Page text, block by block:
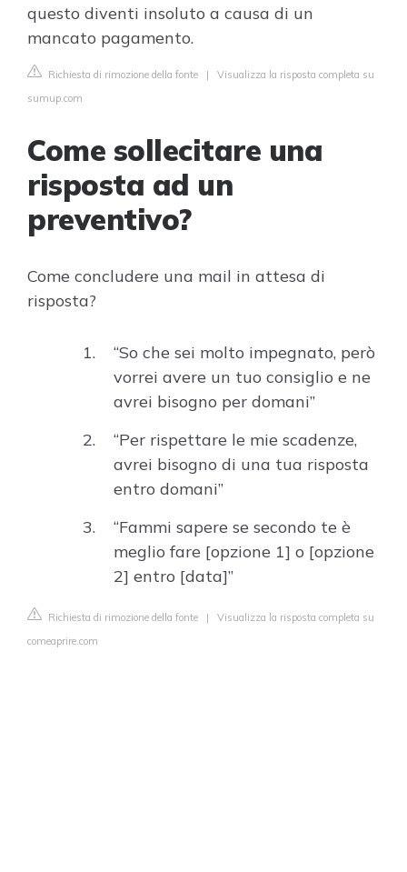
questo diventi insoluto a causa di un
mancato pagamento.
Richiesta di rimozione della fonte | Visualizza la risposta completa su
sumup.com
Come sollecitare una
risposta ad un
preventivo?
Come concludere una mail in attesa di
risposta?
“So che sei molto impegnato, però
vorrei avere un tuo consiglio e ne
avrei bisogno per domani”
“Per rispettare le mie scadenze,
avrei bisogno di una tua risposta
entro domani”
“Fammi sapere se secondo te è
meglio fare [opzione 1] o [opzione
2] entro [data]”
Richiesta di rimozione della fonte | Visualizza la risposta completa su
comeaprire.com